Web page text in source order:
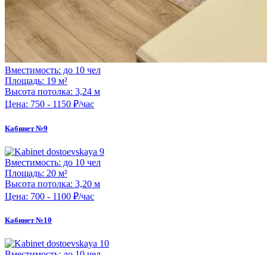
Вместимость: до 10 чел
Площадь: 19 м²
Высота потолка: 3,24 м
Цена: 750 - 1150 ₽/час
Кабинет №9
Вместимость: до 10 чел
Площадь: 20 м²
Высота потолка: 3,20 м
Цена: 700 - 1100 ₽/час
Кабинет №10